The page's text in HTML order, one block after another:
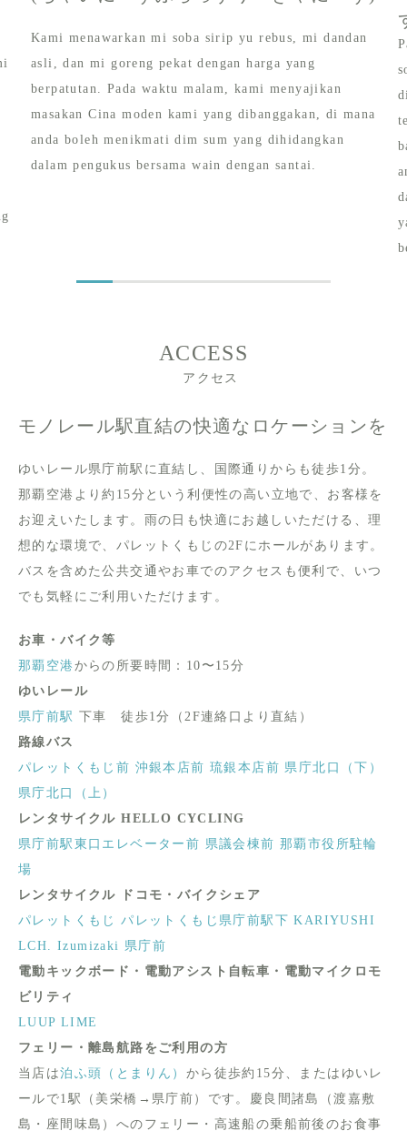
Kami menawarkan mi soba sirip yu rebus, mi dandan
asli, dan mi goreng pekat dengan harga yang
berpatutan. Pada waktu malam, kami menyajikan
masakan Cina moden kami yang dibanggakan, di mana
anda boleh menikmati dim sum yang dihidangkan
dalam pengukus bersama wain dengan santai.
ACCESS
アクセス
モノレール駅直結の快適なロケーションを
ゆいレール県庁前駅に直結し、国際通りからも徒歩1分。
那覇空港より約15分という利便性の高い立地で、お客様を
お迎えいたします。雨の日も快適にお越しいただける、理
想的な環境で、パレットくもじの2Fにホールがあります。
バスを含めた公共交通やお車でのアクセスも便利で、いつ
でも気軽にご利用いただけます。
お車・バイク等
那覇空港からの所要時間：10〜15分
ゆいレール
県庁前駅 下車 徒歩1分（2F連絡口より直結）
路線バス
パレットくもじ前 沖銀本店前 琉銀本店前 県庁北口（下）
県庁北口（上）
レンタサイクル HELLO CYCLING
県庁前駅東口エレベーター前 県議会棟前 那覇市役所駐輪
場
レンタサイクル ドコモ・バイクシェア
パレットくもじ
パレットくもじ県庁前駅下 KARIYUSHI
LCH. Izumizaki 県庁前
電動キックボード・電動アシスト自転車・電動マイクロモ
ビリティ
LUUP LIME
フェリー・離島航路をご利用の方
当店は泊ふ頭（とまりん） から徒歩約15分、またはゆいレ
ールで1駅（美栄橋→県庁前）です。慶良間諸島（渡嘉敷
島・座間味島）へのフェリー・高速船の乗船前後のお食事